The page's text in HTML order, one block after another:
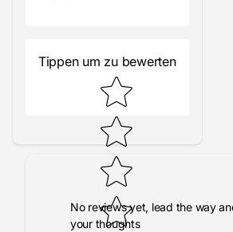
Tippen um zu bewerten
No reviews yet, lead the way
your thoughts